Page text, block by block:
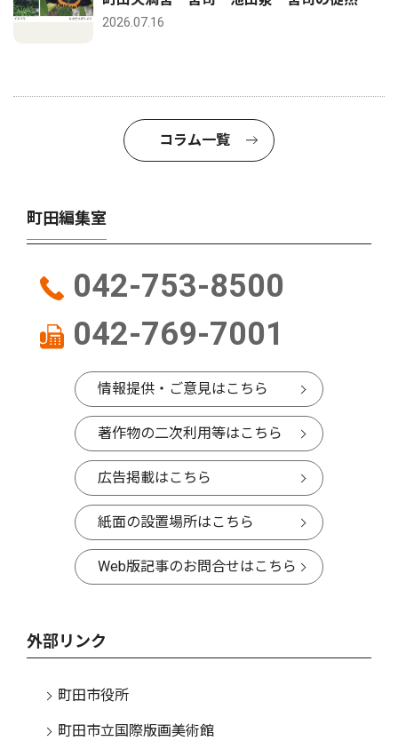
2026.07.16
コラム一覧
町田編集室
042-753-8500
042-769-7001
情報提供・ご意見はこちら
著作物の二次利用等はこちら
広告掲載はこちら
紙面の設置場所はこちら
Web版記事のお問合せはこちら
外部リンク
町田市役所
町田市立国際版画美術館